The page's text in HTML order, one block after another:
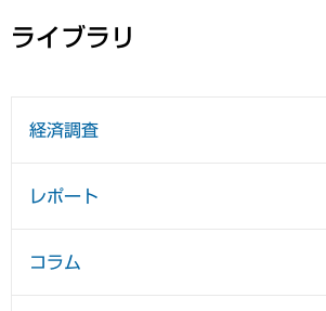
ライブラリ
経済調査
レポート
コラム